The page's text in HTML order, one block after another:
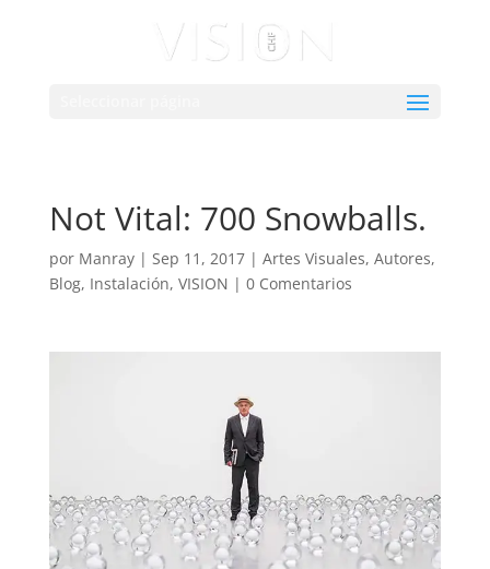
Not Vital: 700 Snowballs.
por Manray| Sep 11, 2017| Artes Visuales, Autores,
Blog, Instalación, VISION | 0 Comentarios